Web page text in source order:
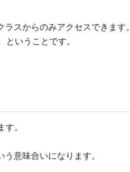
スからのみアクセスできます。
いうことです。
。
意味合いになります。